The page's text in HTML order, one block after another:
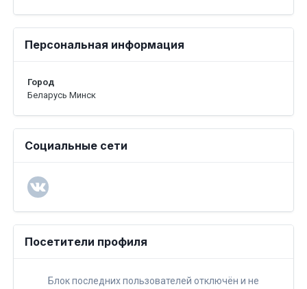
Персональная информация
Город
Беларусь Минск
Социальные сети
Посетители профиля
Блок последних пользователей отключён и не